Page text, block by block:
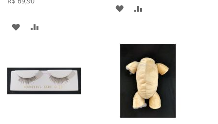
ADICIONAR
DE
DESEJOS
ADICIONAR
DESEJOS